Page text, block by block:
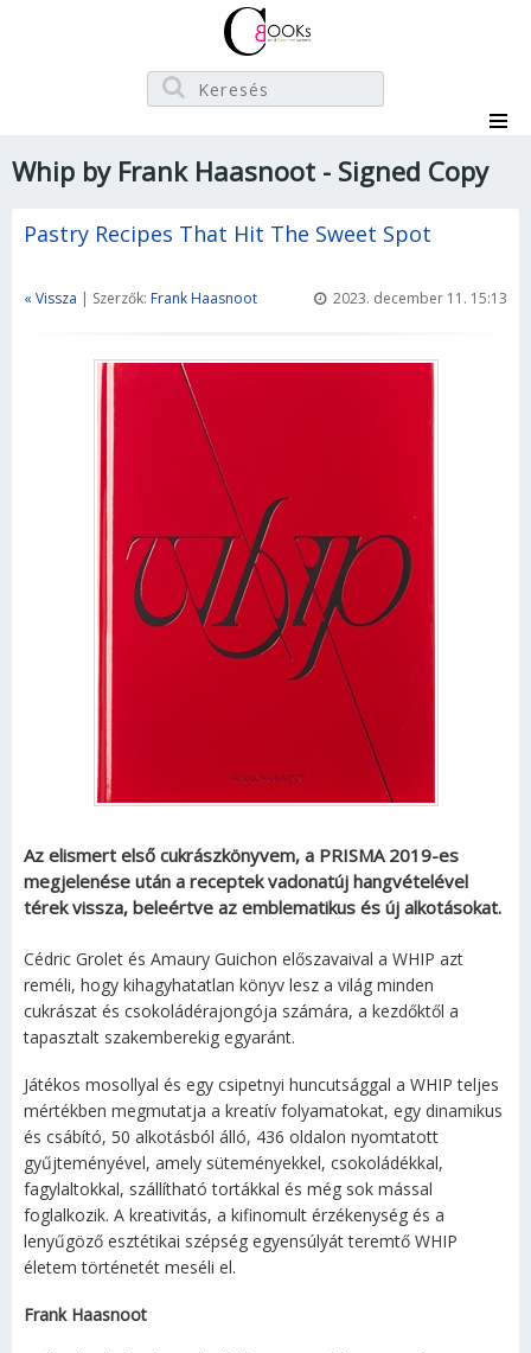
Whip by Frank Haasnoot - Signed Copy
Pastry Recipes That Hit The Sweet Spot
« Vissza | Szerzők: Frank Haasnoot 2023. december 11. 15:13
Az elismert első cukrászkönyvem, a PRISMA 2019-es
megjelenése után a receptek vadonatúj hangvételével
térek vissza, beleértve az emblematikus és új alkotásokat.
Cédric Grolet és Amaury Guichon előszavaival a WHIP azt
reméli, hogy kihagyhatatlan könyv lesz a világ minden
cukrászat és csokoládérajongója számára, a kezdőktől a
tapasztalt szakemberekig egyaránt.
Játékos mosollyal és egy csipetnyi huncutsággal a WHIP teljes
mértékben megmutatja a kreatív folyamatokat, egy dinamikus
és csábító, 50 alkotásból álló, 436 oldalon nyomtatott
gyűjteményével, amely süteményekkel, csokoládékkal,
fagylaltokkal, szállítható tortákkal és még sok mással
foglalkozik. A kreativitás, a kifinomult érzékenység és a
lenyűgöző esztétikai szépség egyensúlyát teremtő WHIP
életem történetét meséli el.
Frank Haasnoot